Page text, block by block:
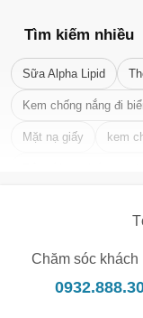
Tìm kiếm nhiều
Sữa Alpha Lipid
Kem chống nắng đi
Mặt nạ giấy kem
Chăm sóc khách